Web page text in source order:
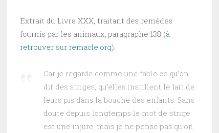
Extrait du Livre XXX, traitant des remèdes
fournis par les animaux, paragraphe 138 (à
retrouver sur remacle.org).
Car je regarde comme une fable ce qu’on
dit des striges, qu’elles instillent le lait de
leurs pis dans la bouche des enfants. Sans
doute depuis longtemps le mot de strige
est une injure, mais je ne pense pas qu’on